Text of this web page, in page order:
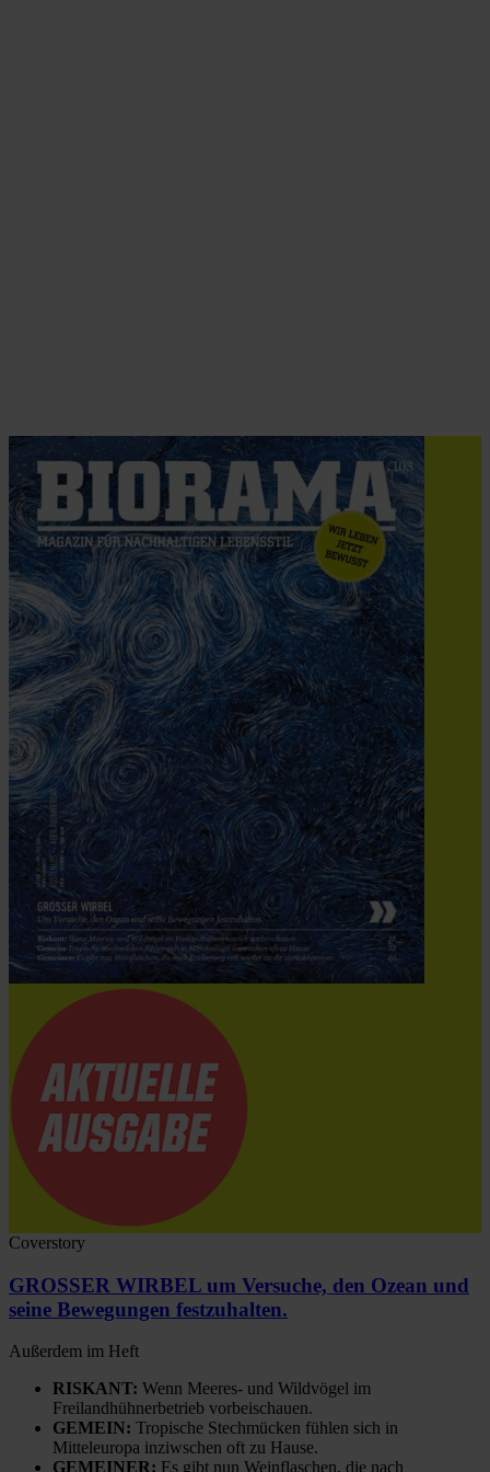
Coverstory
GROSSER WIRBEL um Versuche, den Ozean und
seine Bewegungen festzuhalten.
Außerdem im Heft
RISKANT: Wenn Meeres- und Wildvögel im
Freilandhühnerbetrieb vorbeischauen.
GEMEIN: Tropische Stechmücken fühlen sich in
Mitteleuropa inziwschen oft zu Hause.
GEMEINER: Es gibt nun Weinflaschen, die nach